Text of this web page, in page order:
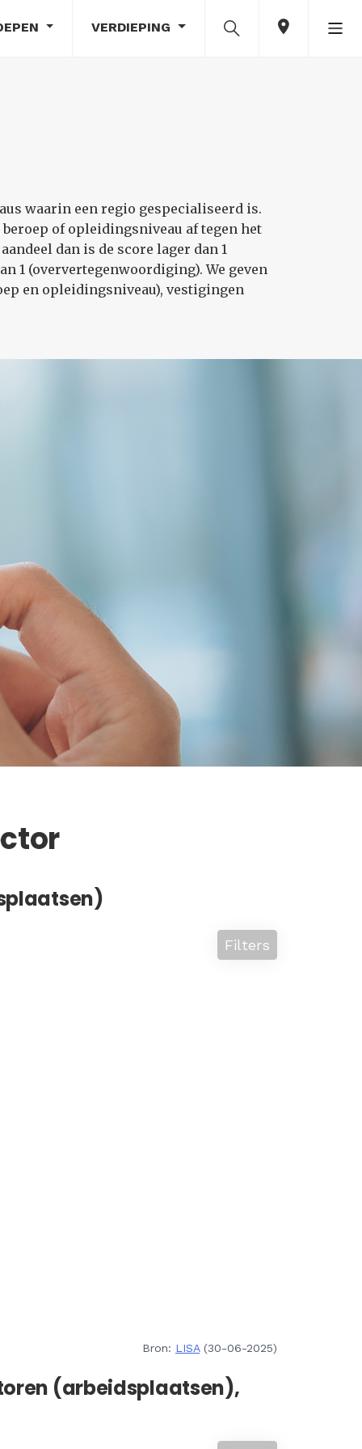
VERDIEPING
waarin een regio gespecialiseerd is.
of opleidingsniveau af tegen het
dan is de score lager dan 1
1 (oververtegenwoordiging). We geven
en opleidingsniveau), vestigingen
Filters
Bron: LISA(30-06-2025)
(arbeidsplaatsen),